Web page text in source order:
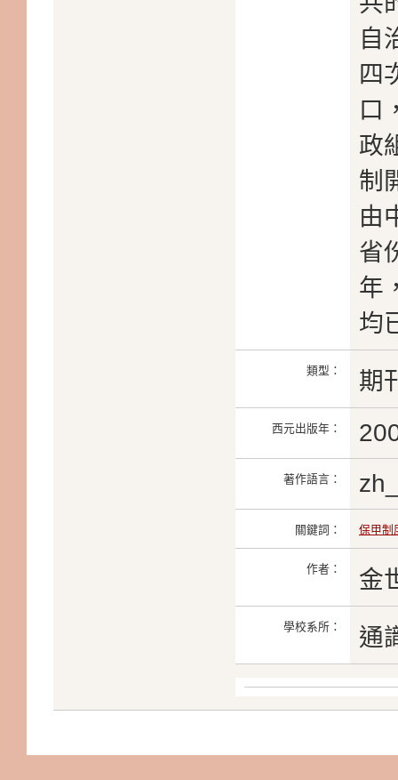
自
四
口
政
制
由
省
年
均
類型： 期
西元出版年：
著作語言：
關鍵詞： 保甲制
作者： 金
學校系所： 通